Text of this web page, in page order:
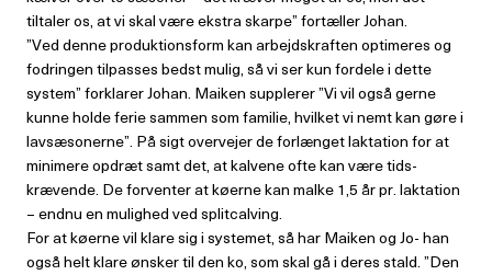
tiltaler os, at vi skal være ekstra skarpe” fortæller Johan.
”Ved denne produktionsform kan arbejdskraften optimeres og
fodringen tilpasses bedst mulig, så vi ser kun fordele i dette
system” forklarer Johan. Maiken supplerer ”Vi vil også gerne
kunne holde ferie sammen som familie, hvilket vi nemt kan gøre i
lavsæsonerne”. På sigt overvejer de forlænget laktation for at
minimere opdræt samt det, at kalvene ofte kan være tids-
krævende. De forventer at køerne kan malke 1,5 år pr. laktation
– endnu en mulighed ved splitcalving.
For at køerne vil klare sig i systemet, så har Maiken og Jo- han
også helt klare ønsker til den ko, som skal gå i deres stald. ”Den